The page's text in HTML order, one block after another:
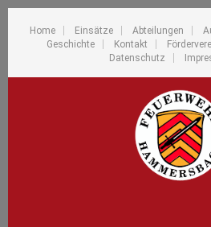
Home Einsätze Abteilungen
Geschichte
Kontakt
Datenschutz